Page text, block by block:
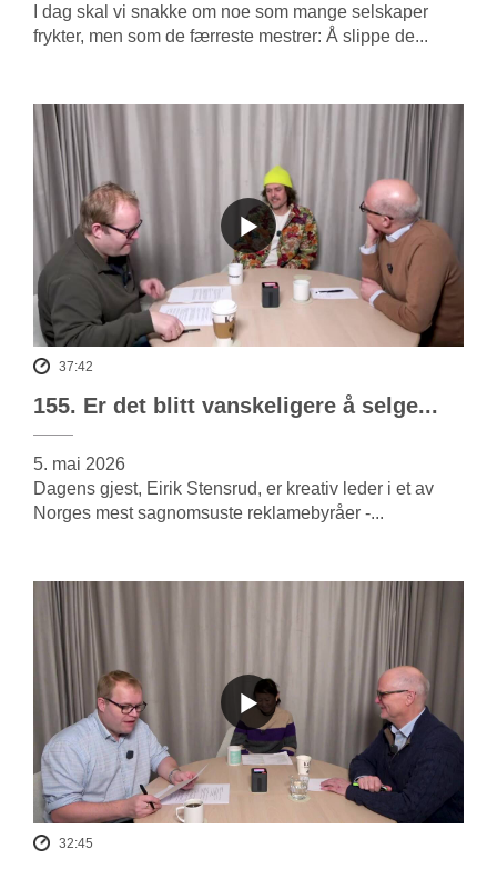
I dag skal vi snakke om noe som mange selskaper
frykter, men som de færreste mestrer: Å slippe de...
37:42
155. Er det blitt vanskeligere å selge...
5. mai 2026
Dagens gjest, Eirik Stensrud, er kreativ leder i et av
Norges mest sagnomsuste reklamebyråer -...
32:45